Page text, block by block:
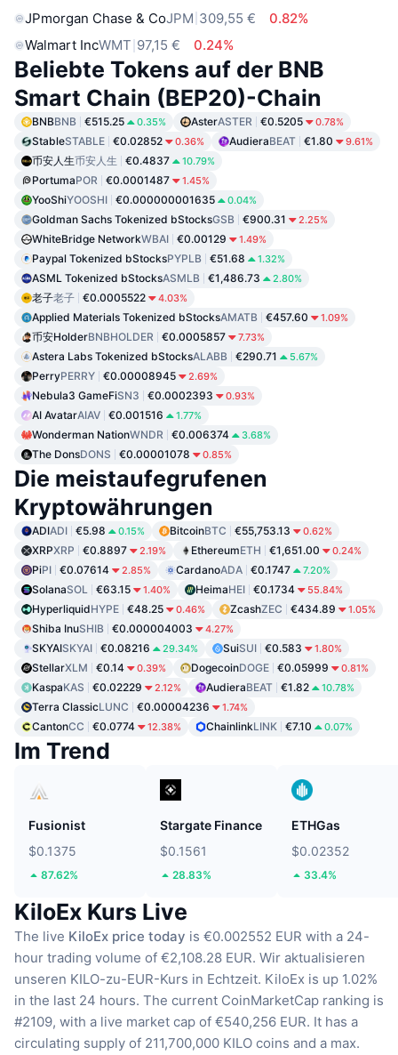
JPmorgan Chase & CoJPM 309,55 €
0.82%
Walmart IncWMT 97,15 € 0.24%
Beliebte Tokens auf der BNB
Smart Chain (BEP20)-Chain
BNBBNB €515.25 0.35% AsterASTER €0.5205 0.78%
StableSTABLE €0.02852 0.36% AudieraBEAT €1.80 9.61%
币安人生币安人生 €0.4837 10.79%
PortumaPOR €0.0001487 1.45%
YooShiYOOSHI €0.000000001635 0.04%
Goldman Sachs Tokenized bStocksGSB €900.31 2.25%
WhiteBridge NetworkWBAI €0.00129 1.49%
Paypal Tokenized bStocksPYPLB €51.68 1.32%
ASML Tokenized bStocksASMLB €1,486.73 2.80%
老子老子 €0.0005522 4.03%
Applied Materials Tokenized bStocksAMATB €457.60 1.09%
币安HolderBNBHOLDER €0.0005857 7.73%
Astera Labs Tokenized bStocksALABB €290.71 5.67%
PerryPERRY €0.00008945 2.69%
Nebula3 GameFiSN3 €0.0002393 0.93%
AI AvatarAIAV €0.001516 1.77%
Wonderman NationWNDR €0.006374 3.68%
The DonsDONS €0.00001078 0.85%
Die meistaufegrufenen
Kryptowährungen
ADIADI €5.98 0.15% BitcoinBTC €55,753.13 0.62%
XRPXRP €0.8897 2.19% EthereumETH €1,651.00 0.24%
PiPI €0.07614 2.85% CardanoADA €0.1747 7.20%
SolanaSOL €63.15 1.40% HeimaHEI €0.1734 55.84%
HyperliquidHYPE €48.25 0.46% ZcashZEC €434.89 1.05%
Shiba InuSHIB €0.000004003 4.27%
SKYAISKYAI €0.08216 29.34% SuiSUI €0.583 1.80%
StellarXLM €0.14 0.39% DogecoinDOGE €0.05999 0.81%
KaspaKAS €0.02229 2.12% AudieraBEAT €1.82 10.78%
Terra ClassicLUNC €0.00004236 1.74%
CantonCC €0.0774 12.38% ChainlinkLINK €7.10 0.07%
Im Trend
Fusionist
$0.1375
87.62%
Stargate Finance
$0.1561
28.83%
ETHGas
$0.02352
33.4%
KiloEx Kurs Live
The live KiloEx price today is €0.002552 EUR with a 24-
hour trading volume of €2,108.28 EUR. Wir aktualisieren
unseren KILO-zu-EUR-Kurs in Echtzeit. KiloEx is up 1.02%
in the last 24 hours. The current CoinMarketCap ranking is
#2109, with a live market cap of €540,256 EUR. It has a
circulating supply of 211,700,000 KILO coins and a max.